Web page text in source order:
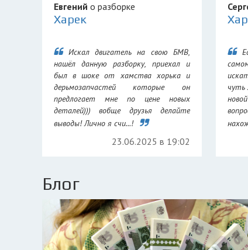
Евгений о разборке
Харек
Искал двигатель на свою БМВ,
нашёл данную разборку, приехал и
был в шоке от хамства хорька и
дерьмозапчастей которые он
предлогает мне по цене новых
деталей))) вобще друзья делайте
выводы! Лично я счи...!
23.06.2025 в 19:02
чуть
Блог